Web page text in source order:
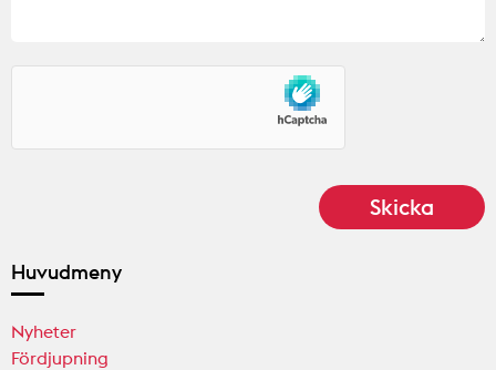
Huvudmeny
Nyheter
Fördjupning